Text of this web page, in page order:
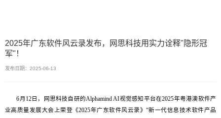
2025年广东软件风云录发布，网思科技用实力诠释"隐形冠
军"！
发布日期：2025-06-13
6月12日，网思科技自研的Alphamind AI视觉感知平台在2025年粤港澳软件产
业高质量发展大会上荣登《2025年广东软件风云录》“新一代信息技术软件产品